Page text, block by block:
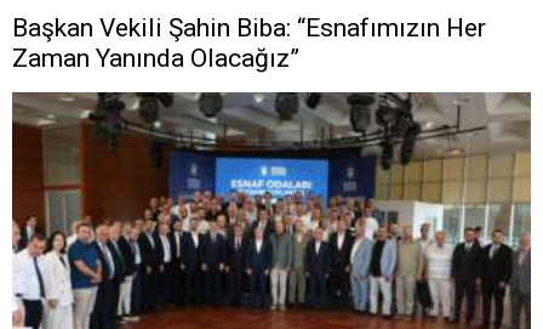
Başkan Vekili Şahin Biba: “Esnafımızın Her
Zaman Yanında Olacağız”